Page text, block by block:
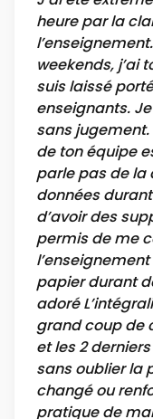
heure par la
weekends, j’ai
suis laissé
enseignants.
sans
de ton équipe
parle pas de la
données
d’avoir des
permis de me
papier durant
adoré
grand coup de
et les 2
sans oublier la
changé ou
pratique de